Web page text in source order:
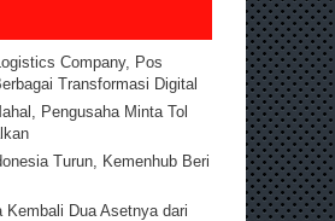
Company, Pos
Transformasi Digital
Pengusaha Minta Tol
Turun, Kemenhub Beri
Kembali Dua Asetnya dari